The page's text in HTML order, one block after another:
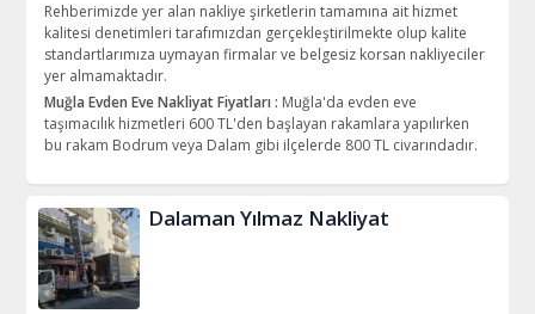
Rehberimizde yer alan nakliye şirketlerin tamamına ait hizmet
kalitesi denetimleri tarafımızdan gerçekleştirilmekte olup kalite
standartlarımıza uymayan firmalar ve belgesiz korsan nakliyeciler
yer almamaktadır.
Muğla Evden Eve Nakliyat Fiyatları : Muğla'da evden eve
taşımacılık hizmetleri 600 TL'den başlayan rakamlara yapılırken
bu rakam Bodrum veya Dalam gibi ilçelerde 800 TL civarındadır.
Dalaman Yılmaz Nakliyat